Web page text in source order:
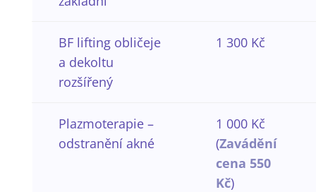
BF lifting obličeje
a dekoltu
rozšířený
1 300 Kč
Plazmoterapie –
odstranění akné
1 000 Kč
(Zavádění
cena 550
Kč)